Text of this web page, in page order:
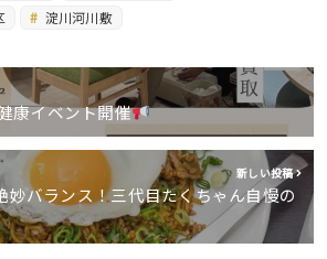
淀川河川敷
康イベント開催
新しい投稿
妙バランス！三代目たくちゃん自慢の